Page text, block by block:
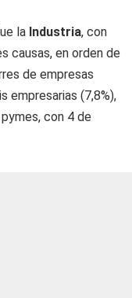
la Industria, con
causas, en orden de
de empresas
empresarias (7,8%),
con 4 de